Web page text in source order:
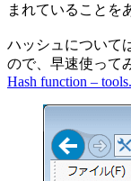
まれていることを
ハッシュについて
ので、早速使って
Hash function –